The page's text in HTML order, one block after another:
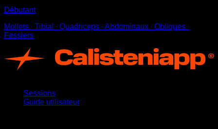
Débutant
Mollets ∙ Tibial ∙ Quadriceps ∙ Abdominaux ∙ Obliques ∙
Fessiers
Sessions
Guide utilisateur